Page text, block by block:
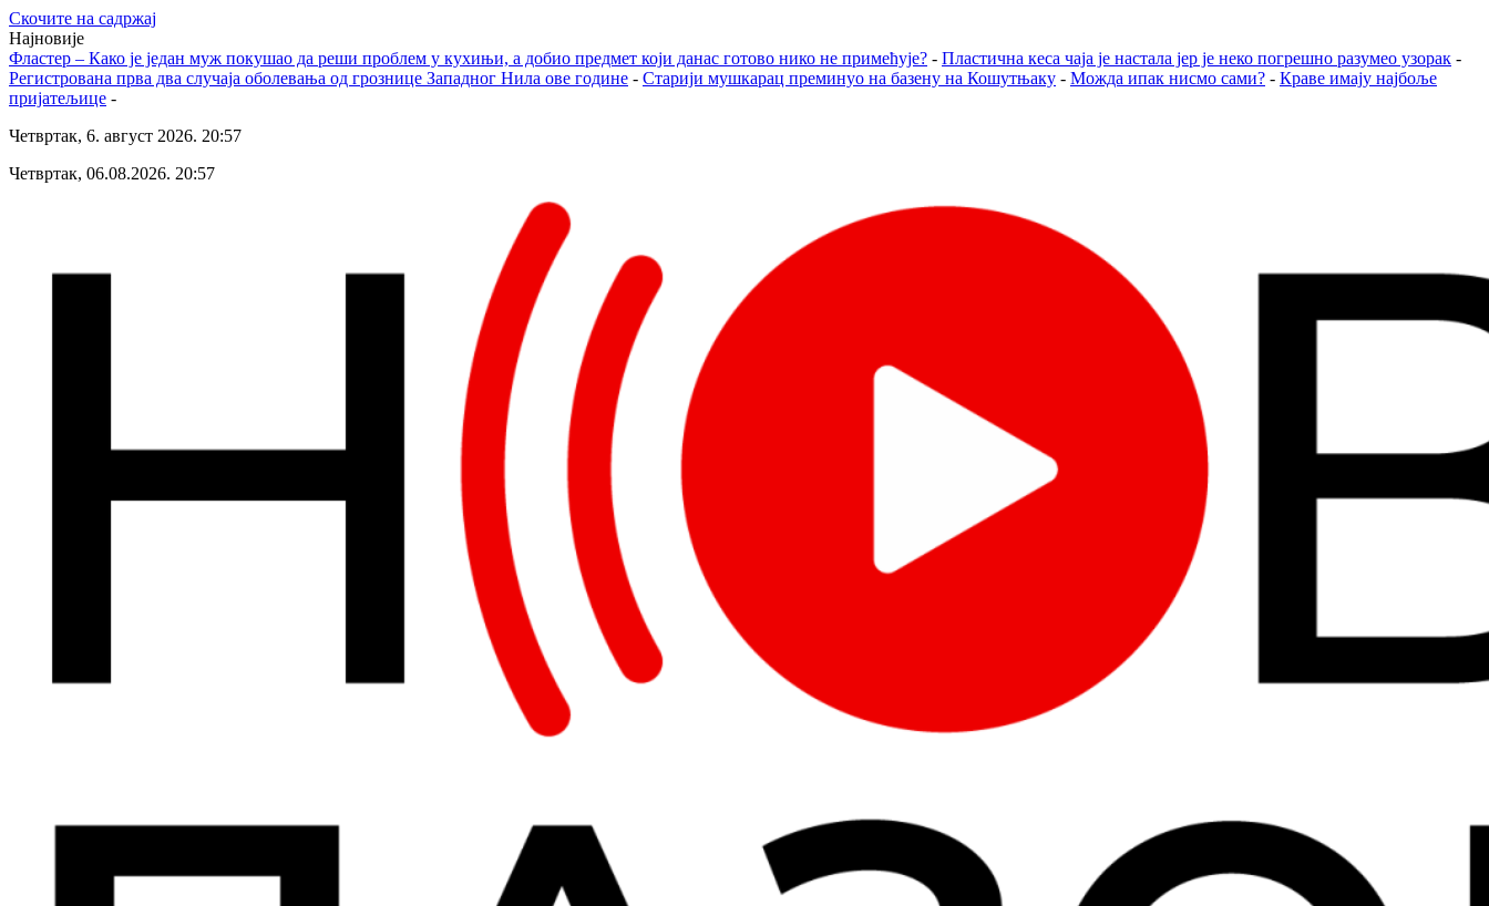
Скочите на садржај
Најновије
Фластер – Како је један муж покушао да реши проблем у кухињи, а добио предмет који данас готово нико не примећује? - Пластична кеса чаја је настала јер је неко погрешно разумео узорак -
Регистрована прва два случаја оболевања од грознице Западног Нила ове године - Старији мушкарац преминуо на базену на Кошутњаку - Можда ипак нисмо сами? - Краве имају најбоље
пријатељице -
Четвртак, 6. август 2026. 20:57
Четвртак, 06.08.2026. 20:57